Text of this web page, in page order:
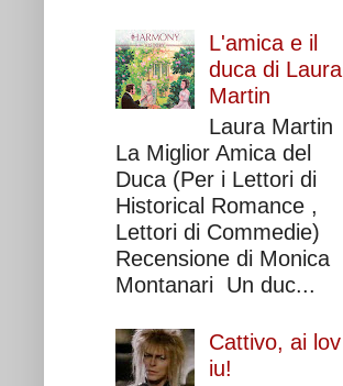
L'amica e il
duca di Laura
Martin
Laura Martin
La Miglior Amica del
Duca (Per i Lettori di
Historical Romance ,
Lettori di Commedie)
Recensione di Monica
Montanari Un duc...
Cattivo, ai lov
iu!